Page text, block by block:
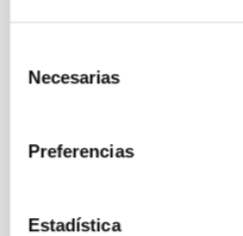
Necesarias
Preferencias
Estadística
Preses (Les) |